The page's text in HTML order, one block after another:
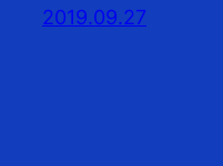
2019.09.27